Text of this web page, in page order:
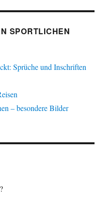
SPORTLICHEN
Sprüche und Inschriften
– besondere Bilder